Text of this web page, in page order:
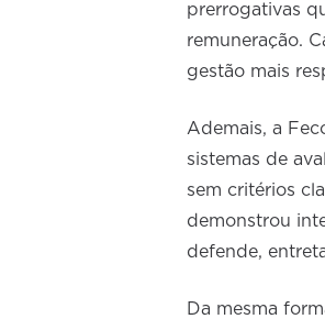
prerrogativas
remuneração.
gestão mais
Ademais, a
sistemas de
sem critérios
demonstrou
defende,
Da mesma